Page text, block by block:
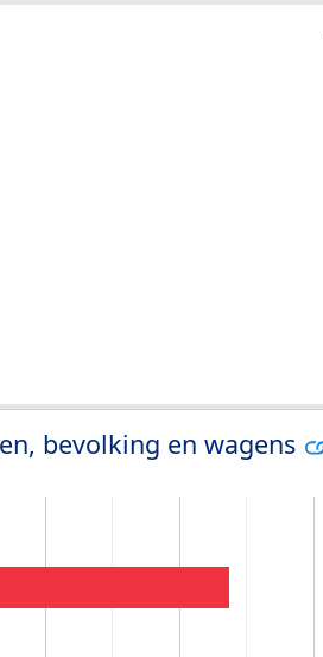
bevolking en wagens